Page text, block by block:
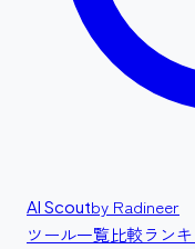
AI Scoutby Radineer
ツール一覧比較ラン